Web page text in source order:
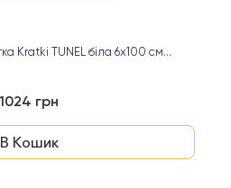
Kratki TUNEL біла 6х100 см...
1024 грн
В Кошик